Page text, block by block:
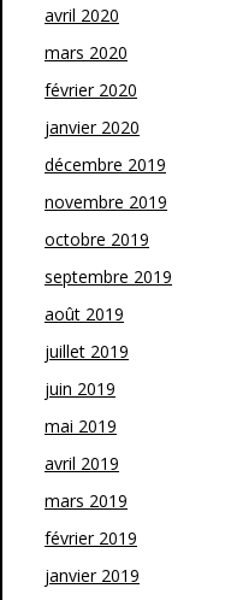
avril 2020
mars 2020
février 2020
janvier 2020
décembre 2019
novembre 2019
octobre 2019
septembre 2019
août 2019
juillet 2019
juin 2019
mai 2019
avril 2019
mars 2019
février 2019
janvier 2019